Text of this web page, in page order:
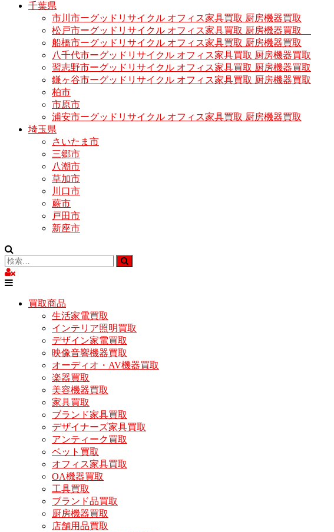
千葉県
市川市ーグッドリサイクル オフィス家具買取 厨房機器買取
松戸市ーグッドリサイクル オフィス家具買取 厨房機器買取
船橋市ーグッドリサイクル オフィス家具買取 厨房機器買取
八千代市ーグッドリサイクル オフィス家具買取 厨房機器買取
習志野市ーグッドリサイクル オフィス家具買取 厨房機器買取
鎌ヶ谷市ーグッドリサイクル オフィス家具買取 厨房機器買取
柏市
市原市
浦安市ーグッドリサイクル オフィス家具買取 厨房機器買取
埼玉県
さいたま市
三郷市
八潮市
草加市
川口市
蕨市
戸田市
新座市
買取商品
生活家電買取
インテリア照明買取
デザイン家電買取
映像音響機器買取
オーディオ・AV機器買取
楽器買取
美容機器買取
家具買取
ブランド家具買取
デザイナーズ家具買取
アンティーク買取
ベット買取
オフィス家具買取
OA機器買取
工具買取
ブランド品買取
厨房機器買取
店舗用品買取